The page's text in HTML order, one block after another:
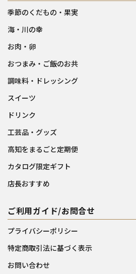
季節のくだもの・果実
海・川の幸
お肉・卵
おつまみ・ご飯のお共
調味料・ドレッシング
スイーツ
ドリンク
工芸品・グッズ
高知をまるごと定期便
カタログ限定ギフト
店長おすすめ
ご利用ガイド/お問合せ
プライバシーポリシー
特定商取引法に基づく表示
お問い合わせ